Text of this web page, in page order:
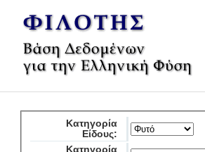
Κατηγορία
Είδους:
Κατηγορία